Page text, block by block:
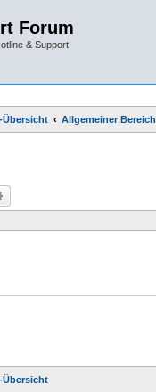
Forum
& Support
Übersicht Allgemeiner Bereich
Übersicht